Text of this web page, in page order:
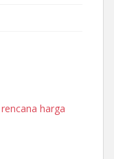
harga